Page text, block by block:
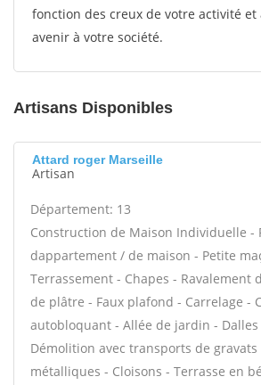
fonction des creux de votre activité
avenir à votre société.
Artisans Disponibles
Attard roger Marseille
Artisan
Département: 13
Construction de Maison Individuelle -
dappartement / de maison - Petite
Terrassement - Chapes - Ravalement
de plâtre - Faux plafond - Carrelage -
autobloquant - Allée de jardin -
Démolition avec transports de gravats
métalliques - Cloisons - Terrasse en